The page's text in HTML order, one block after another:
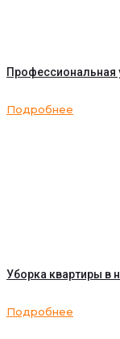
Профессиональная
Подробнее
Уборка квартиры в
Подробнее